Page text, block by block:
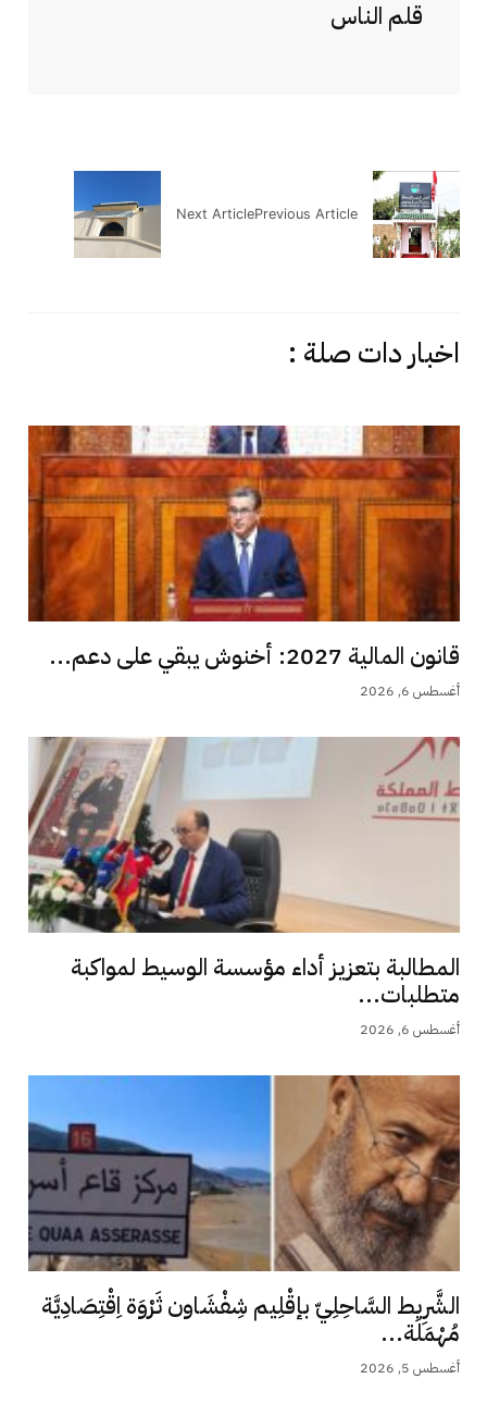
قلم الناس
Previous Article
Next Article
اخبار دات صلة :
قانون المالية 2027: أخنوش يبقي على دعم...
أغسطس 6, 2026
المطالبة بتعزيز أداء مؤسسة الوسيط لمواكبة
متطلبات...
أغسطس 6, 2026
الشَّرِيط السَّاحِلِيّ بإقْلِيم شِفْشَاون ثَرْوَة اِقْتِصَادِيَّة
مُهْمَلَة...
أغسطس 5, 2026